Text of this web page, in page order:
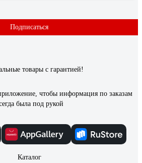
Подписаться
товары с гарантией!
чтобы информация по заказам
была под рукой
Каталог